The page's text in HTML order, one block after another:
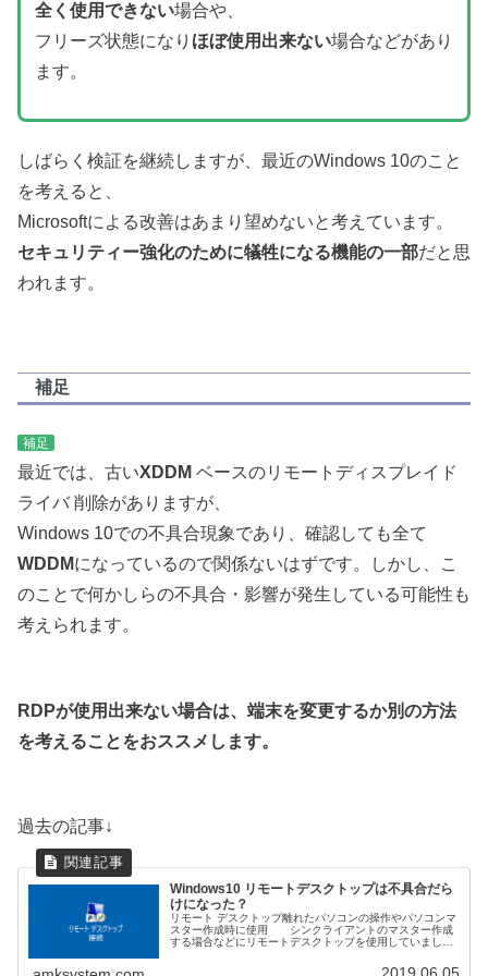
全く使用できない場合や、
フリーズ状態になり ほぼ使用出来ない場合などがあり
ます。
しばらく検証を継続しますが、最近のWindows 10のこと
を考えると、
Microsoftによる改善はあまり望めないと考えています。
セキュリティー強化のために犠牲になる機能の一部だと思
われます。
補足
補足
最近では、古いXDDM ベースのリモートディスプレイド
ライバ 削除がありますが、
Windows 10での不具合現象であり、確認しても全て
WDDMになっているので関係ないはずです。しかし、こ
のことで何かしらの不具合・影響が発生している可能性も
考えられます。
RDPが使用出来ない場合は、端末を変更するか別の方法
を考えることをおススメします。
過去の記事↓
Windows10 リモートデスクトップは不具合だら
けになった？
リモート デスクトップ離れたパソコンの操作やパソコンマ
スター作成時に使用 シンクライアントのマスター作成
する場合などにリモートデスクトップを使用していまし